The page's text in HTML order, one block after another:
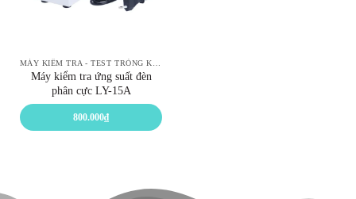
Máy kiểm tra ứng suất đèn
phân cực LY-15A
800.000₫